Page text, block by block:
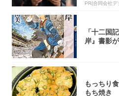
PR(合同会社
「十二国
岸』書影
もっちり
もち焼き